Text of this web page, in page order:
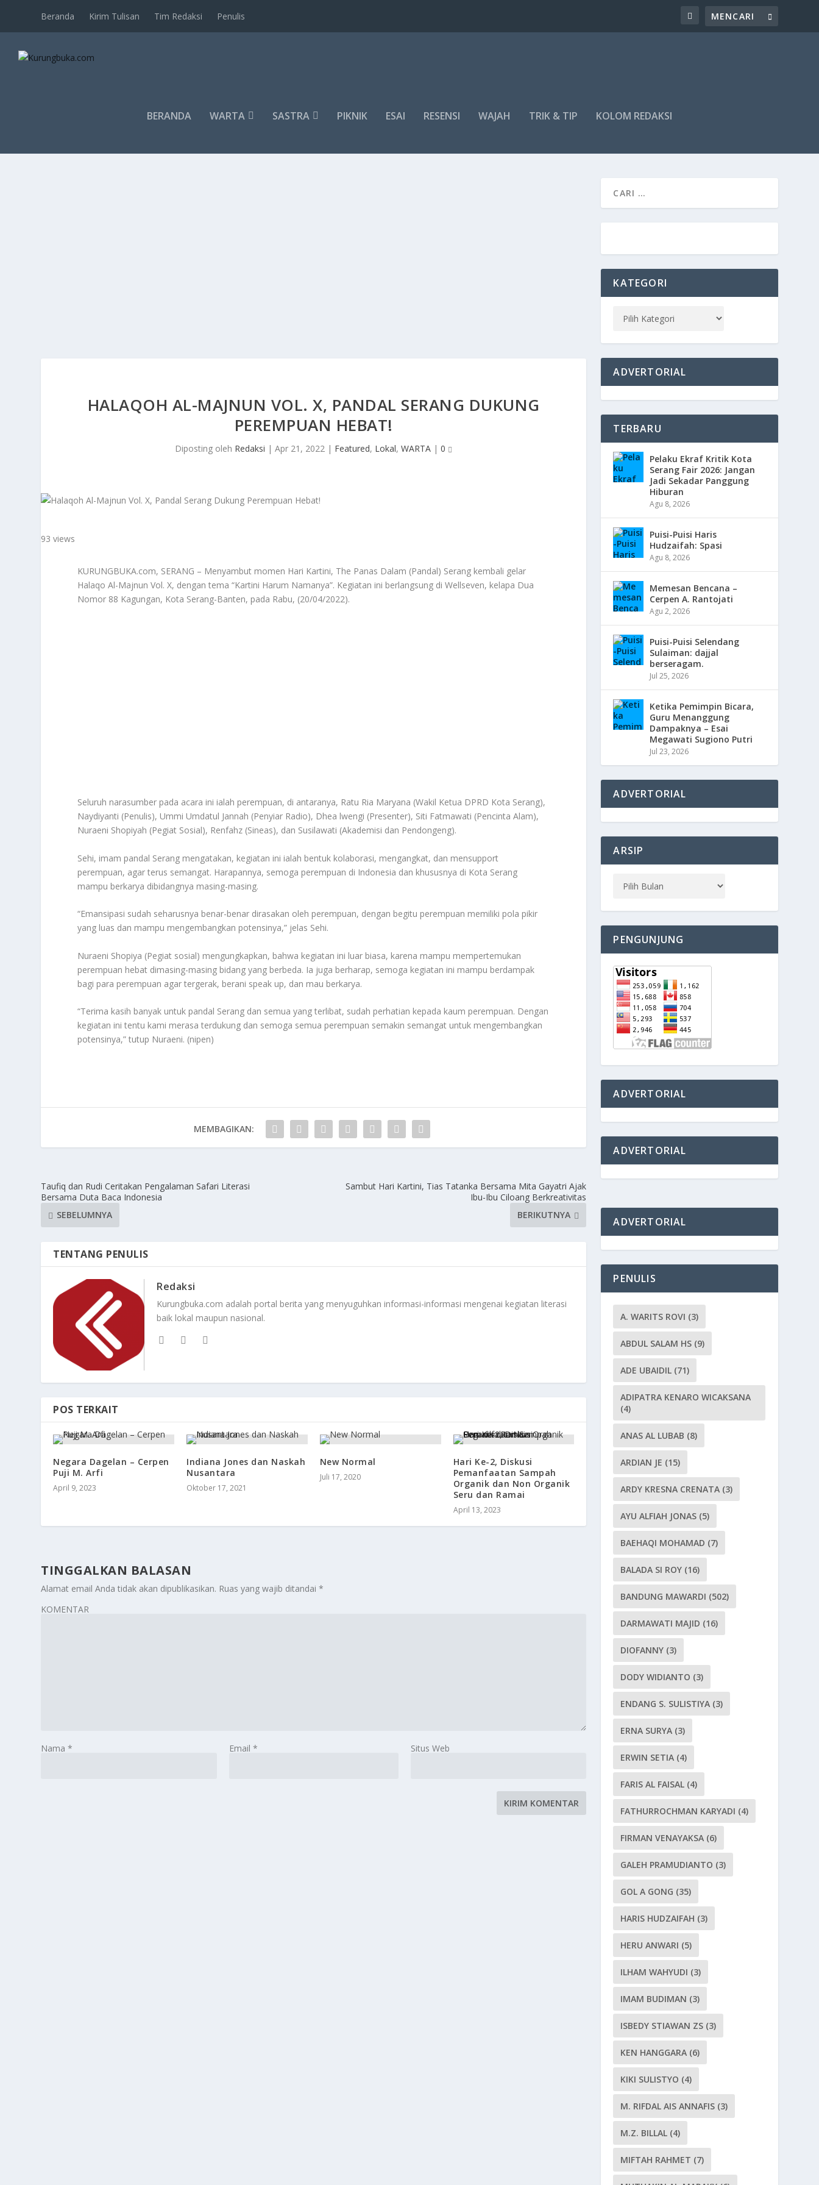
Beranda Kirim Tulisan Tim Redaksi Penulis
BERANDA WARTA SASTRA PIKNIK ESAI RESENSI WAJAH TRIK & TIP KOLOM REDAKSI
HALAQOH AL-MAJNUN VOL. X, PANDAL SERANG DUKUNG
PEREMPUAN HEBAT!
Diposting oleh Redaksi |Apr 21, 2022 | Featured, Lokal,WARTA |0
93 views
KURUNGBUKA.com, SERANG – Menyambut momen Hari Kartini, The Panas Dalam (Pandal) Serang kembali gelar
Halaqo Al-Majnun Vol. X, dengan tema “Kartini Harum Namanya”. Kegiatan ini berlangsung di Wellseven, kelapa Dua
Nomor 88 Kagungan, Kota Serang-Banten, pada Rabu, (20/04/2022).
Seluruh narasumber pada acara ini ialah perempuan, di antaranya, Ratu Ria Maryana (Wakil Ketua DPRD Kota Serang),
Naydiyanti (Penulis), Ummi Umdatul Jannah (Penyiar Radio), Dhea lwengi (Presenter), Siti Fatmawati (Pencinta Alam),
Nuraeni Shopiyah (Pegiat Sosial), Renfahz (Sineas), dan Susilawati (Akademisi dan Pendongeng).
Sehi, imam pandal Serang mengatakan, kegiatan ini ialah bentuk kolaborasi, mengangkat, dan mensupport
perempuan, agar terus semangat. Harapannya, semoga perempuan di Indonesia dan khususnya di Kota Serang
mampu berkarya dibidangnya masing-masing.
“Emansipasi sudah seharusnya benar-benar dirasakan oleh perempuan, dengan begitu perempuan memiliki pola pikir
yang luas dan mampu mengembangkan potensinya,” jelas Sehi.
Nuraeni Shopiya (Pegiat sosial) mengungkapkan, bahwa kegiatan ini luar biasa, karena mampu mempertemukan
perempuan hebat dimasing-masing bidang yang berbeda. Ia juga berharap, semoga kegiatan ini mampu berdampak
bagi para perempuan agar tergerak, berani speak up, dan mau berkarya.
“Terima kasih banyak untuk pandal Serang dan semua yang terlibat, sudah perhatian kepada kaum perempuan. Dengan
kegiatan ini tentu kami merasa terdukung dan semoga semua perempuan semakin semangat untuk mengembangkan
potensinya,” tutup Nuraeni. (nipen)
MEMBAGIKAN:
Taufiq dan Rudi Ceritakan Pengalaman Safari Literasi
Bersama Duta Baca Indonesia
SEBELUMNYA
Sambut Hari Kartini, Tias Tatanka Bersama Mita Gayatri Ajak
Ibu-Ibu Ciloang Berkreativitas
BERIKUTNYA
TENTANG PENULIS
Redaksi
Kurungbuka.com adalah portal berita yang menyuguhkan informasi-informasi mengenai kegiatan literasi
baik lokal maupun nasional.
POS TERKAIT
Negara Dagelan – Cerpen
Puji M. Arfi
April 9, 2023
Indiana Jones dan Naskah
Nusantara
Oktober 17, 2021
New Normal
Juli 17, 2020
Hari Ke-2, Diskusi
Pemanfaatan Sampah
Organik dan Non Organik
Seru dan Ramai
April 13, 2023
TINGGALKAN BALASAN
Alamat email Anda tidak akan dipublikasikan. Ruas yang wajib ditandai*
KOMENTAR
Nama* Email * Situs Web
KATEGORI
ADVERTORIAL
TERBARU
Pelaku Ekraf Kritik Kota
Serang Fair 2026: Jangan
Jadi Sekadar Panggung
Hiburan
Agu 8, 2026
Puisi-Puisi Haris
Hudzaifah: Spasi
Agu 8, 2026
Memesan Bencana –
Cerpen A. Rantojati
Agu 2, 2026
Puisi-Puisi Selendang
Sulaiman: dajjal
berseragam.
Jul 25, 2026
Ketika Pemimpin Bicara,
Guru Menanggung
Dampaknya – Esai
Megawati Sugiono Putri
Jul 23, 2026
ADVERTORIAL
ARSIP
PENGUNJUNG
ADVERTORIAL
ADVERTORIAL
ADVERTORIAL
PENULIS
A. WARITS ROVI (3)
ABDUL SALAM HS (9)
ADE UBAIDIL (71)
ADIPATRA KENARO WICAKSANA
(4)
ANAS AL LUBAB (8)
ARDIAN JE (15)
ARDY KRESNA CRENATA (3)
AYU ALFIAH JONAS (5)
BAEHAQI MOHAMAD (7)
BALADA SI ROY (16)
BANDUNG MAWARDI (502)
DARMAWATI MAJID (16)
DIOFANNY (3)
DODY WIDIANTO (3)
ENDANG S. SULISTIYA (3)
ERNA SURYA (3)
ERWIN SETIA (4)
FARIS AL FAISAL (4)
FATHURROCHMAN KARYADI (4)
FIRMAN VENAYAKSA (6)
GALEH PRAMUDIANTO (3)
GOL A GONG (35)
HARIS HUDZAIFAH (3)
HERU ANWARI (5)
ILHAM WAHYUDI (3)
IMAM BUDIMAN (3)
ISBEDY STIAWAN ZS (3)
KEN HANGGARA (6)
KIKI SULISTYO (4)
M. RIFDAL AIS ANNAFIS (3)
M.Z. BILLAL (4)
MIFTAH RAHMET (7)